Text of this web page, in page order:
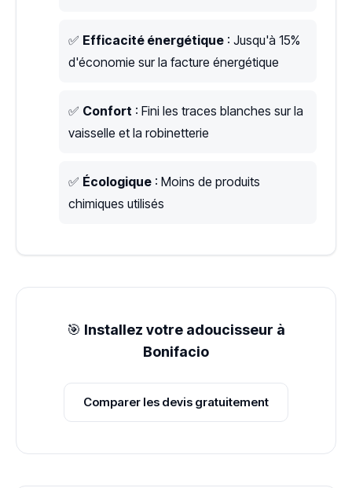
✅ Efficacité énergétique : Jusqu'à 15%
d'économie sur la facture énergétique
✅ Confort : Fini les traces blanches sur la
vaisselle et la robinetterie
✅ Écologique : Moins de produits
chimiques utilisés
🎯 Installez votre adoucisseur à
Bonifacio
Comparer les devis gratuitement